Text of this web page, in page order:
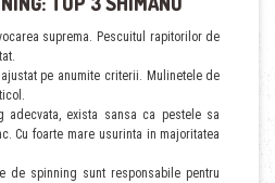
suprema. Pescuitul rapitorilor de
pe anumite criterii. Mulinetele de
adecvata, exista sansa ca pestele sa
Cu foarte mare usurinta in majoritatea
de spinning sunt responsabile pentru